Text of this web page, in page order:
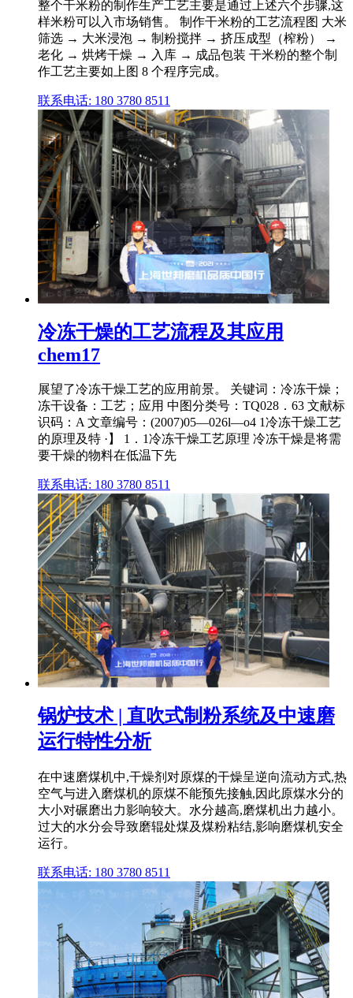
整个干米粉的制作生产工艺主要是通过上述六个步骤,这
样米粉可以入市场销售。 制作干米粉的工艺流程图 大米
筛选 → 大米浸泡 → 制粉搅拌 → 挤压成型（榨粉） →
老化 → 烘烤干燥 → 入库 → 成品包装 干米粉的整个制
作工艺主要如上图 8 个程序完成。
联系电话: 180 3780 8511
冷冻干燥的工艺流程及其应用
chem17
展望了冷冻干燥工艺的应用前景。 关键词：冷冻干燥；
冻干设备：工艺；应用 中图分类号：TQ028．63 文献标
识码：A 文章编号：(2007)05—026l—o4 1冷冻干燥工艺
的原理及特 ·】 1．1冷冻干燥工艺原理 冷冻干燥是将需
要干燥的物料在低温下先
联系电话: 180 3780 8511
锅炉技术 | 直吹式制粉系统及中速磨
运行特性分析
在中速磨煤机中,干燥剂对原煤的干燥呈逆向流动方式,热
空气与进入磨煤机的原煤不能预先接触,因此原煤水分的
大小对碾磨出力影响较大。水分越高,磨煤机出力越小。
过大的水分会导致磨辊处煤及煤粉粘结,影响磨煤机安全
运行。
联系电话: 180 3780 8511